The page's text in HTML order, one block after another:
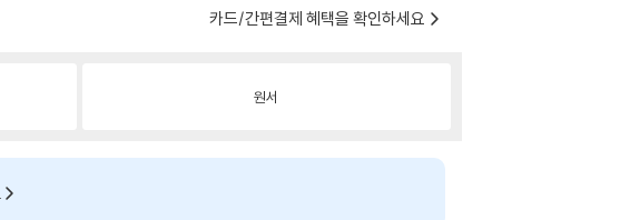
카드/간편결제 혜택을 확인하세요
원서